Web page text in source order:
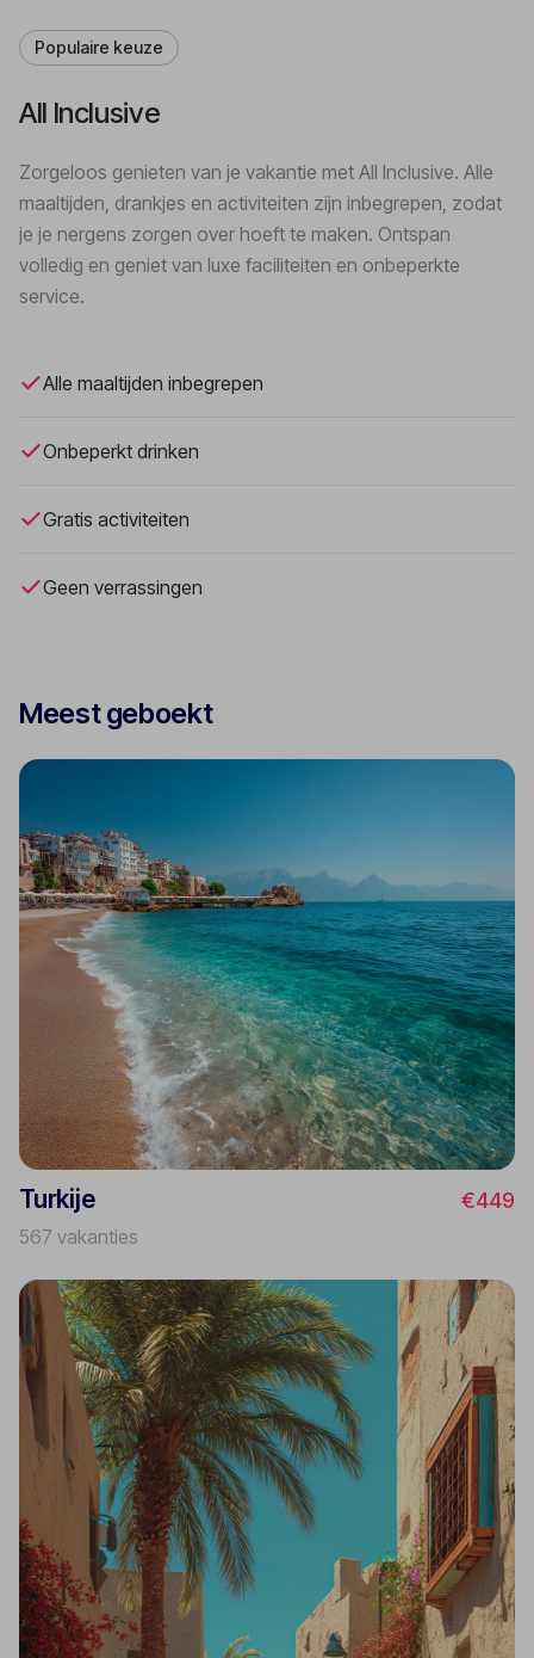
Populaire keuze
All Inclusive
Zorgeloos genieten van je vakantie met All Inclusive. Alle
maaltijden, drankjes en activiteiten zijn inbegrepen, zodat
je je nergens zorgen over hoeft te maken. Ontspan
volledig en geniet van luxe faciliteiten en onbeperkte
service.
Alle maaltijden inbegrepen
Onbeperkt drinken
Gratis activiteiten
Geen verrassingen
Meest geboekt
Turkije €449
567 vakanties